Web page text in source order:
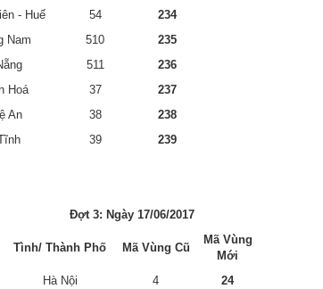
- Huế 54
234
Nam 510
235
511
236
Hoá 37
237
An 38
238
39
239
Đợt 3: Ngày 17/06/2017
Tình/ Thành Phố Mã Vùng Cũ
Mã Vùng
Mới
Hà Nội 4
24